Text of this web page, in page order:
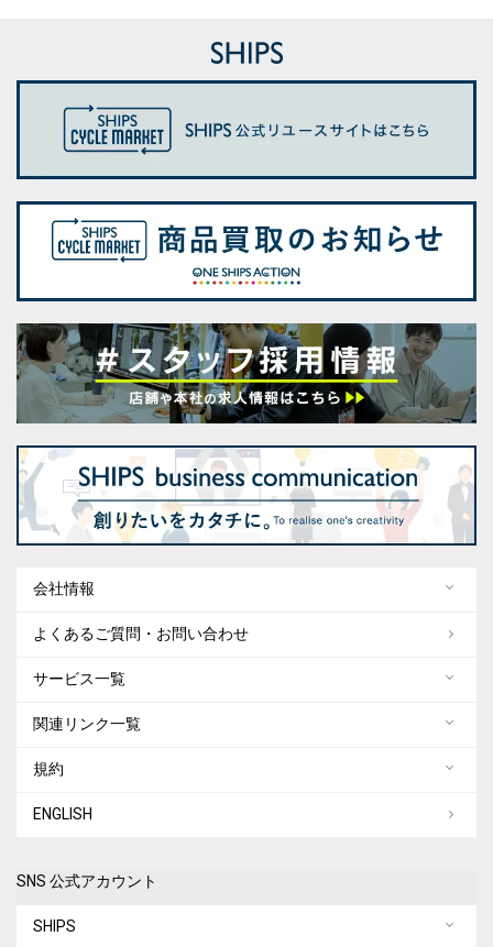
会社情報
よくあるご質問・お問い合わせ
サービス一覧
関連リンク一覧
規約
ENGLISH
SNS 公式アカウント
SHIPS